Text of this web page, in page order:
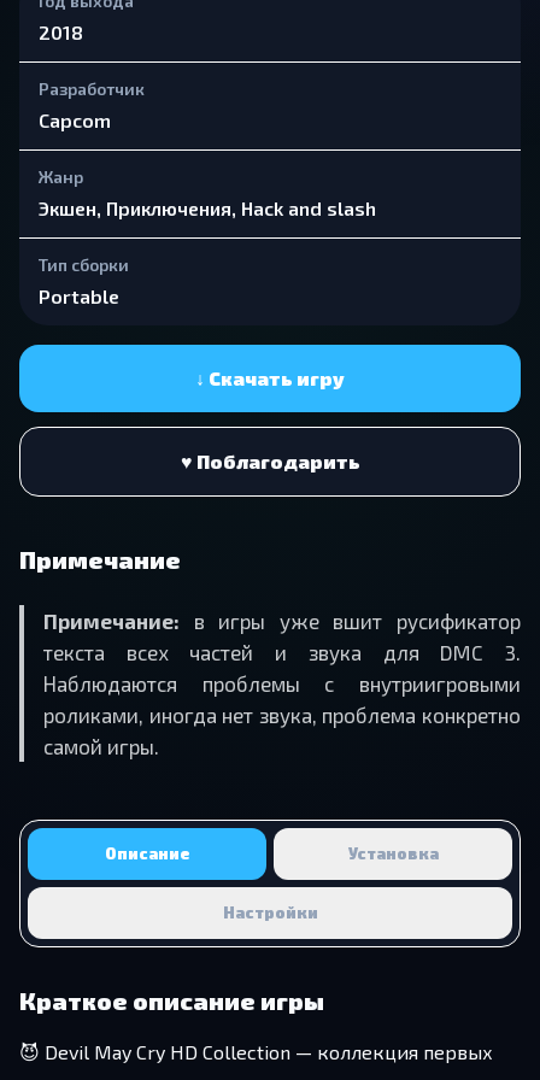
2018
Разработчик
Capcom
Жанр
Экшен, Приключения, Hack and slash
Тип сборки
Portable
↓ Скачать игру
♥ Поблагодарить
Примечание
Примечание: в игры уже вшит русификатор
текста всех частей и звука для DMC 3.
Наблюдаются проблемы с внутриигровыми
роликами, иногда нет звука, проблема конкретно
самой игры.
Описание Установка
Настройки
Краткое описание игры
😈 Devil May Cry HD Collection — коллекция первых